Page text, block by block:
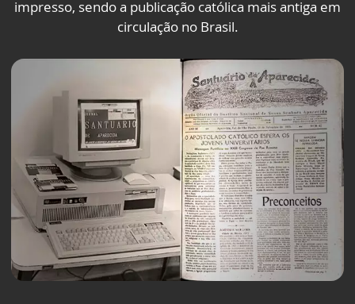
impresso, sendo a publicação católica mais antiga em
circulação no Brasil.